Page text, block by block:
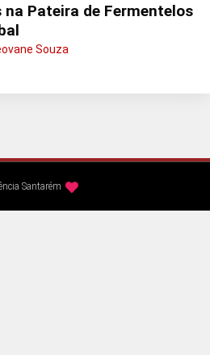
Pateira de Fermentelos
Souza
Santarém